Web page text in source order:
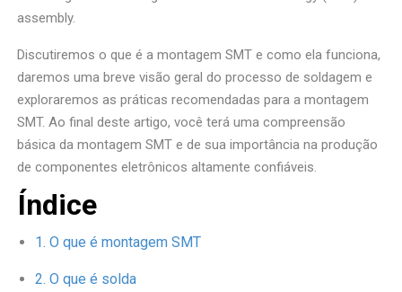
assembly.
Discutiremos o que é a montagem SMT e como ela funciona,
daremos uma breve visão geral do processo de soldagem e
exploraremos as práticas recomendadas para a montagem
SMT. Ao final deste artigo, você terá uma compreensão
básica da montagem SMT e de sua importância na produção
de componentes eletrônicos altamente confiáveis.
Índice
O que é montagem SMT
O que é solda